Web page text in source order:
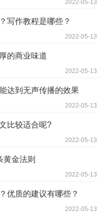
2022-05-13
写作教程是哪些？
2022-05-13
的商业味道
2022-05-13
达到无声传播的效果
2022-05-13
比较适合呢?
2022-05-13
黄金法则
2022-05-13
优质的建议有哪些？
2022-05-13